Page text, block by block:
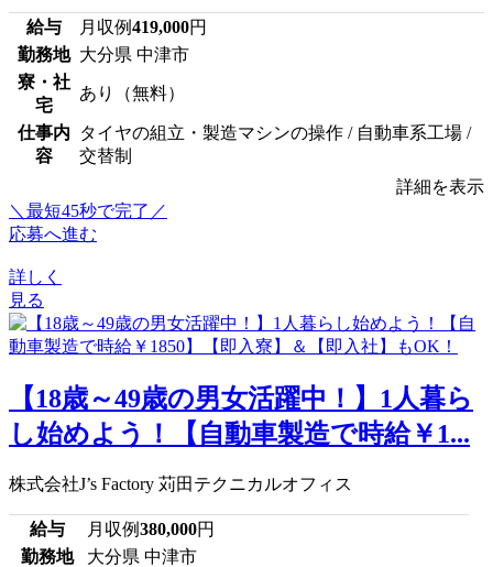
給与 月収例419,000円
勤務地 大分県 中津市
寮・社
宅
あり（無料）
仕事内
容
タイヤの組立・製造マシンの操作 / 自動車系工場 /
交替制
詳細を表示
＼最短45秒で完了／
応募へ進む
詳しく
見る
【18歳～49歳の男女活躍中！】1人暮ら
し始めよう！【自動車製造で時給￥1...
株式会社J’s Factory 苅田テクニカルオフィス
給与 月収例380,000円
勤務地
大分県 中津市